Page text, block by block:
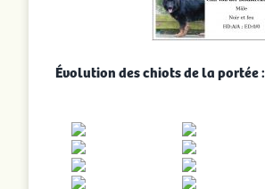
Évolution des chiots de la portée :